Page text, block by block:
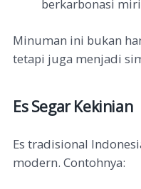
berkarbonasi
Minuman ini bukan
tetapi juga menjadi
Es Segar Kekinian
Es tradisional
modern. Contohnya: